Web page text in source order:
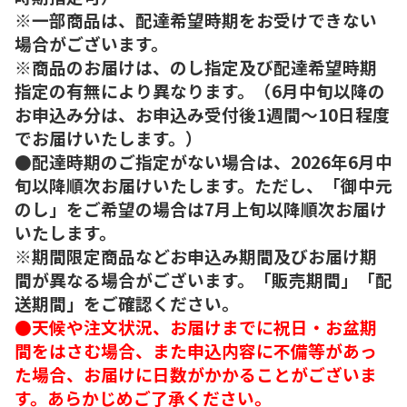
※一部商品は、配達希望時期をお受けできない
場合がございます。
※商品のお届けは、のし指定及び配達希望時期
指定の有無により異なります。（6月中旬以降の
お申込み分は、お申込み受付後1週間～10日程度
でお届けいたします。）
●配達時期のご指定がない場合は、2026年6月中
旬以降順次お届けいたします。ただし、「御中元
のし」をご希望の場合は7月上旬以降順次お届け
いたします。
※期間限定商品などお申込み期間及びお届け期
間が異なる場合がございます。「販売期間」「配
送期間」をご確認ください。
●天候や注文状況、お届けまでに祝日・お盆期
間をはさむ場合、また申込内容に不備等があっ
た場合、お届けに日数がかかることがございま
す。あらかじめご了承ください。